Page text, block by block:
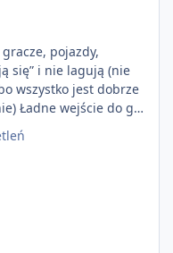
pojazdy,
się” i nie lagują (nie
wszystko jest dobrze
gry
Wygodne
(wsparcie C# / JS /